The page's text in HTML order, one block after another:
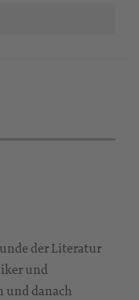
der Literatur
und
und danach